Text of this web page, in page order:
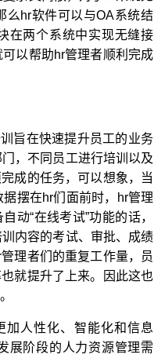
么hr软件可以与OA系统结
在两个系统中实现无缝接
以帮助hr管理者顺利完成
旨在快速提升员工的业务
，不同员工进行培训以及
成的任务，可以想象，当
摆在hr们面前时，hr管理
动“在线考试”功能的话，
内容的考试、审批、成绩
理者们的重复工作量，员
就提升了上来。因此这也
加人性化、智能化和信息
展阶段的人力资源管理需